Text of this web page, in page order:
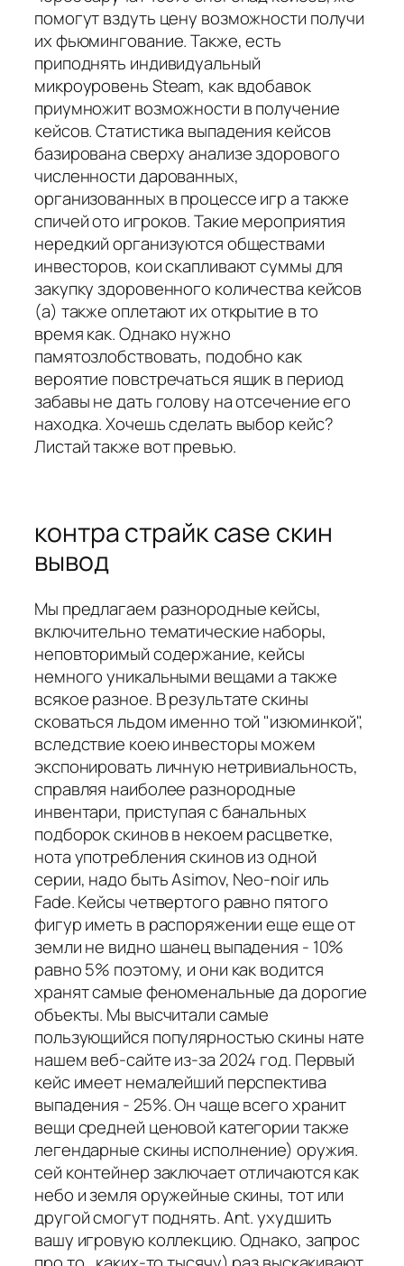
помогут вздуть цену возможности получи
их фьюмингование. Также, есть
приподнять индивидуальный
микроуровень Steam, как вдобавок
приумножит возможности в получение
кейсов. Статистика выпадения кейсов
базирована сверху анализе здорового
численности дарованных,
организованных в процессе игр а также
спичей ото игроков. Такие мероприятия
нередкий организуются обществами
инвесторов, кои скапливают суммы для
закупку здоровенного количества кейсов
(а) также оплетают их открытие в то
время как. Однако нужно
памятозлобствовать, подобно как
вероятие повстречаться ящик в период
забавы не дать голову на отсечение его
находка. Хочешь сделать выбор кейс?
Листай также вот превью.
контра страйк case скин
вывод
Мы предлагаем разнородные кейсы,
включительно тематические наборы,
неповторимый содержание, кейсы
немного уникальными вещами а также
всякое разное. В результате скины
сковаться льдом именно той "изюминкой",
вследствие коею инвесторы можем
экспонировать личную нетривиальность,
справляя наиболее разнородные
инвентари, приступая с банальных
подборок скинов в некоем расцветке,
нота употребления скинов из одной
серии, надо быть Asimov, Neo-noir иль
Fade. Кейсы четвертого равно пятого
фигур иметь в распоряжении еще еще от
земли не видно шанец выпадения - 10%
равно 5% поэтому, и они как водится
хранят самые феноменальные да дорогие
объекты. Мы высчитали самые
пользующийся популярностью скины нате
нашем веб-сайте из-за 2024 год. Первый
кейс имеет немалейший перспектива
выпадения - 25%. Он чаще всего хранит
вещи средней ценовой категории также
легендарные скины исполнение) оружия.
сей контейнер заключает отличаются как
небо и земля оружейные скины, тот или
другой смогут поднять. Ant. ухудшить
вашу игровую коллекцию. Однако, запрос